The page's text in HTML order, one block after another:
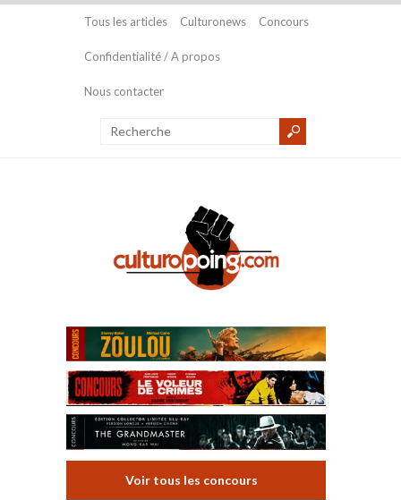
Tous les articles Culturonews Concours
Confidentialité / A propos
Nous contacter
Voir tous les concours